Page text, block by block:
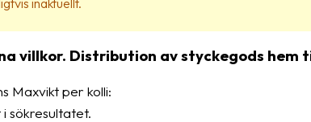
inaktuellt.
villkor. Distribution av styckegods hem
Maxvikt per kolli:
sökresultatet.